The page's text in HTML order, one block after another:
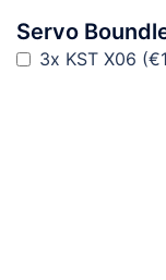
Servo
3x KST X06 (€